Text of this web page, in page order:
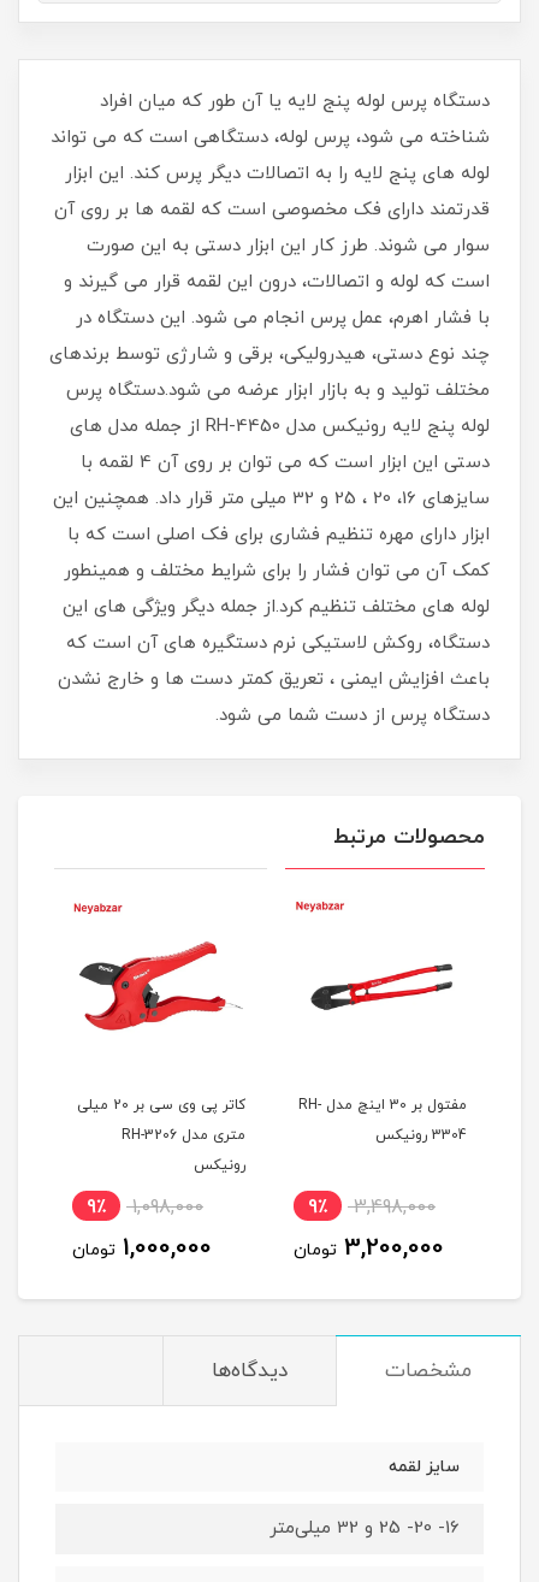
دستگاه پرس لوله پنج لایه یا آن طور که میان افراد
شناخته می شود، پرس لوله، دستگاهی است که می ‌تواند
لوله ‌های پنج لایه را به اتصالات دیگر پرس کند. این ابزار
قدرتمند دارای فک مخصوصی است که لقمه ‌ها بر روی آن
سوار می ‌شوند. طرز کار این ابزار دستی به این صورت
است که لوله و اتصالات، درون این لقمه قرار می‌ گیرند و
با فشار اهرم، عمل پرس انجام می شود. این دستگاه در
چند نوع دستی، هیدرولیکی، برقی و شارژی توسط برندهای
مختلف تولید و به بازار ابزار عرضه می ‌شود.دستگاه پرس
لوله پنج لایه رونیکس مدل RH-4450 از جمله مدل‌ های
دستی این ابزار است که می ‌توان بر روی آن 4 لقمه با
سایزهای 16، 20 ، 25 و 32 میلی ‌متر قرار داد. همچنین این
ابزار دارای مهره‌ تنظیم فشاری برای فک اصلی است که با
کمک آن می ‌توان فشار را برای شرایط مختلف و همینطور
لوله ‌های مختلف تنظیم کرد.از جمله دیگر ویژگی های این
دستگاه، روکش لاستیکی نرم دستگیره ‌های آن است که
باعث افزایش ایمنی ، تعریق کمتر دست ‌ها و خارج نشدن
دستگاه پرس از دست شما می ‌شود.
محصولات مرتبط
مفتول بر 30 اینچ مدل RH-
3304 رونیکس
3,498,000 9٪
3,200,000 تومان
کاتر پی وی سی بر 20 میلی
متری مدل RH-3206
رونیکس
1,098,000 9٪
1,000,000 تومان
مشخصات دیدگاه‌ها
سایز لقمه
16- 20- 25 و 32 میلی‌متر